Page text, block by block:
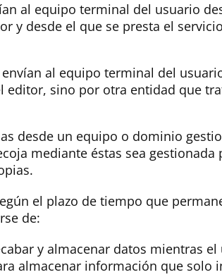
al equipo terminal del usuario
y desde el que se presta el
al equipo terminal del
sino por otra entidad que
desde un equipo o dominio
mediante éstas sea gestionada
el plazo de tiempo que
de:
y almacenar datos mientras el
almacenar información que solo